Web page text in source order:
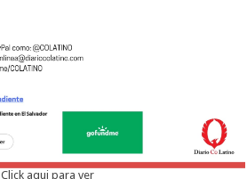
Click aqui para ver